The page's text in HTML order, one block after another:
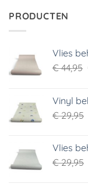
PRODUCTEN
Vlies
€44,95
Vinyl
€29,95
Vlies
€29,95